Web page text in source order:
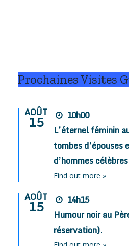
Prochaines Visites
AOÛT
15
10h00
L’éternel féminin
tombes d’épouses
d’hommes
Find out more »
AOÛT
15
14h15
Humour noir au
réservation).